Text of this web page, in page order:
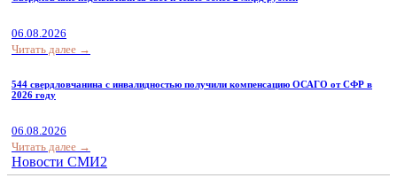
06.08.2026
Читать далее →
544 свердловчанина с инвалидностью получили компенсацию ОСАГО от СФР в
2026 году
06.08.2026
Читать далее →
Новости СМИ2